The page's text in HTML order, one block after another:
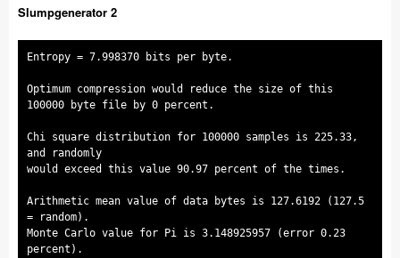
Slumpgenerator 2
Entropy = 7.998370 bits per byte.
Optimum compression would reduce the size of this
100000 byte file by 0 percent.
Chi square distribution for 100000 samples is 225.33,
and randomly
would exceed this value 90.97 percent of the times.
Arithmetic mean value of data bytes is 127.6192 (127.5
= random).
Monte Carlo value for Pi is 3.148925957 (error 0.23
percent).